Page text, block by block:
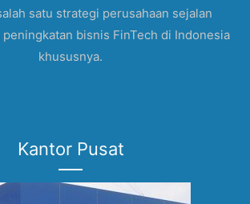
satu strategi perusahaan sejalan
bisnis FinTech di Indonesia
khususnya.
Kantor Pusat